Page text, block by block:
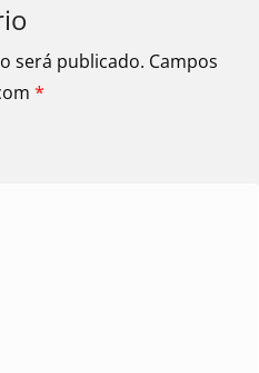
será publicado. Campos
*